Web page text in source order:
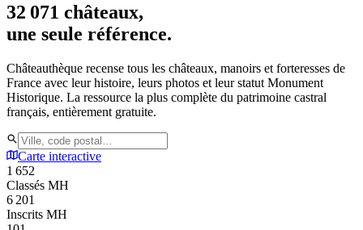
32 071 châteaux,
une seule référence.
Châteauthèque recense tous les châteaux, manoirs et forteresses de
France avec leur histoire, leurs photos et leur statut Monument
Historique. La ressource la plus complète du patrimoine castral
français, entièrement gratuite.
Carte interactive
1 652
Classés MH
6 201
Inscrits MH